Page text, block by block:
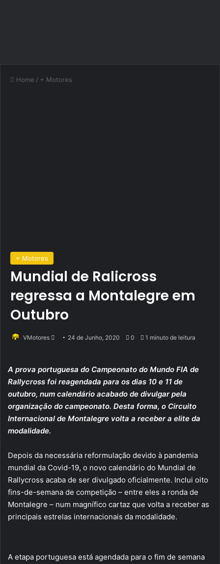
Home / + Motores
+ Motores
Mundial de Ralicross
regressa a Montalegre em
Outubro
VMotores
Send 24 de Junho, 2020 0 1 minuto de leitura
A prova portuguesa do Campeonato do Mundo FIA de
Rallycross foi reagendada para os dias 10 e 11 de
outubro, num calendário acabado de divulgar pela
organização do campeonato. Desta forma, o Circuito
Internacional de Montalegre volta a receber a elite da
modalidade.
Depois da necessária reformulação devido à pandemia
mundial da Covid-19, o novo calendário do Mundial de
Rallycross acaba de ser divulgado oficialmente. Inclui oito
fins-de-semana de competição – entre eles a ronda de
Montalegre – num magnífico cartaz que volta a receber as
principais estrelas internacionais da modalidade.
A etapa portuguesa está agendada para o fim de semana